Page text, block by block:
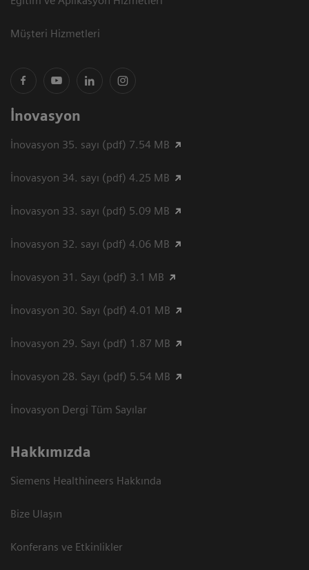
Müşteri Hizmetleri
İnovasyon
İnovasyon 35. sayı (pdf) 7.54 MB
İnovasyon 34. sayı (pdf) 4.25 MB
İnovasyon 33. sayı (pdf) 5.09 MB
İnovasyon 32. sayı (pdf) 4.06 MB
İnovasyon 31. Sayı (pdf) 3.1 MB
İnovasyon 30. Sayı (pdf) 4.01 MB
İnovasyon 29. Sayı (pdf) 1.87 MB
İnovasyon 28. Sayı (pdf) 5.54 MB
İnovasyon Dergi Tüm Sayılar
Hakkımızda
Siemens Healthineers Hakkında
Bize Ulaşın
Konferans ve Etkinlikler